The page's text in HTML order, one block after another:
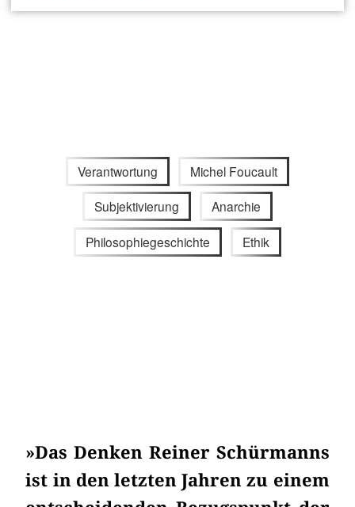
Verantwortung Michel Foucault
Subjektivierung Anarchie
Philosophiegeschichte Ethik
»Das Denken Reiner Schürmanns
ist in den letzten Jahren zu einem